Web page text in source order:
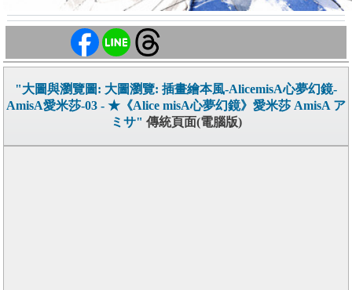
"大圖與瀏覽圖: 大圖瀏覽: 插畫繪本風-AlicemisA心夢幻鏡-
AmisA愛米莎-03 - ★《Alice misA心夢幻鏡》愛米莎 AmisA ア
ミサ" 傳統頁面(電腦版)